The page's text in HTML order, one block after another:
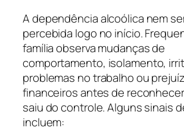
A dependência alcoólica nem
percebida logo no início.
família observa mudanças de
comportamento, isolamento,
problemas no trabalho ou
financeiros antes de
saiu do controle. Alguns sinais
incluem: